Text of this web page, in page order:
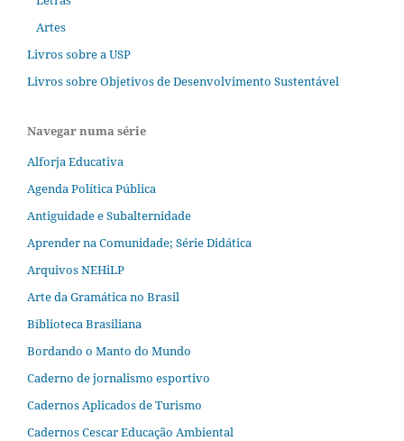
Artes
Livros sobre a USP
Livros sobre Objetivos de Desenvolvimento Sustentável
Navegar numa série
Alforja Educativa
Agenda Política Pública
Antiguidade e Subalternidade
Aprender na Comunidade; Série Didática
Arquivos NEHiLP
Arte da Gramática no Brasil
Biblioteca Brasiliana
Bordando o Manto do Mundo
Caderno de jornalismo esportivo
Cadernos Aplicados de Turismo
Cadernos Cescar Educação Ambiental